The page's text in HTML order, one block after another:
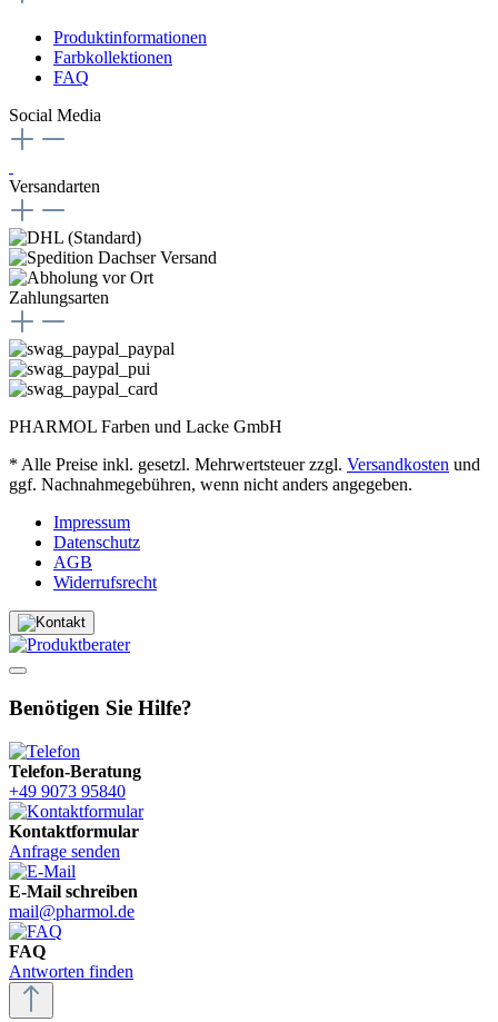
Produktinformationen
Farbkollektionen
FAQ
Social Media
Versandarten
Zahlungsarten
PHARMOL Farben und Lacke GmbH
* Alle Preise inkl. gesetzl. Mehrwertsteuer zzgl. Versandkosten und
ggf. Nachnahmegebühren, wenn nicht anders angegeben.
Impressum
Datenschutz
AGB
Widerrufsrecht
Benötigen Sie Hilfe?
Telefon-Beratung
+49 9073 95840
Kontaktformular
Anfrage senden
E-Mail schreiben
mail@pharmol.de
FAQ
Antworten finden